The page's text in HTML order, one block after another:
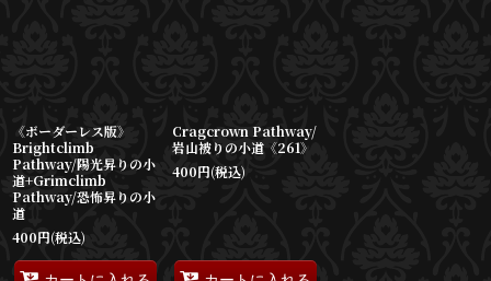
《ボーダーレス版》
Brightclimb
Pathway/陽光昇りの小
道+Grimclimb
Pathway/恐怖昇りの小
道
400円(税込)
Cragcrown Pathway/
岩山被りの小道《261》
400円(税込)